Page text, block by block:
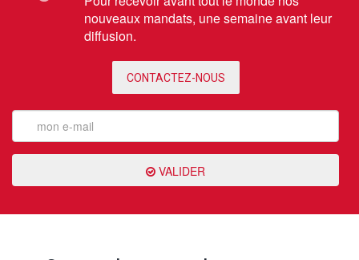
nouveaux mandats, une semaine avant leur
diffusion.
CONTACTEZ-NOUS
VALIDER